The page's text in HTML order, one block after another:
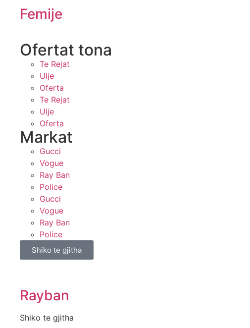
Femije
Ofertat tona​
Te Rejat
Ulje
Oferta
Te Rejat
Ulje
Oferta
Markat
Gucci
Vogue
Ray Ban
Police
Gucci
Vogue
Ray Ban
Police
Shiko te gjitha
Rayban
Shiko te gjitha